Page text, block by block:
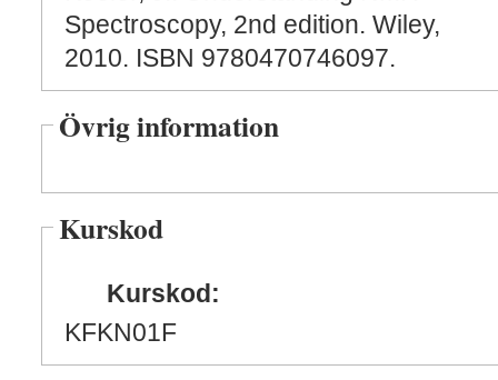
Spectroscopy, 2nd edition. Wiley,
2010. ISBN 9780470746097.
Övrig information
Kurskod
Kurskod:
KFKN01F